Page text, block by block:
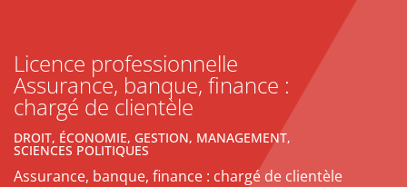
Licence professionnelle
Assurance, banque, finance :
chargé de clientèle
DROIT, ÉCONOMIE, GESTION, MANAGEMENT,
SCIENCES POLITIQUES
Assurance, banque, finance : chargé de clientèle